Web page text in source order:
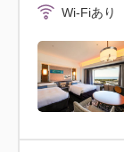
Wi-Fiあり